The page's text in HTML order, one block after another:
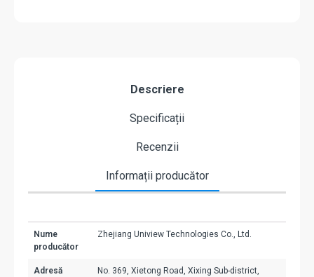
Descriere
Specificații
Recenzii
Informații producător
Nume
producător
Zhejiang Uniview Technologies Co., Ltd.
Adresă
No. 369, Xietong Road, Xixing Sub-district,